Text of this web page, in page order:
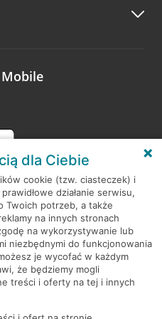
nami opinią o wizycie.
Mobile
dla Ciebie
cookie (tzw. ciasteczek) i
działanie serwisu,
Twoich potrzeb, a także
na innych stronach
na wykorzystywanie lub
niezbędnymi do funkcjonowania
je wycofać w każdym
że będziemy mogli
treści i oferty na tej i innych